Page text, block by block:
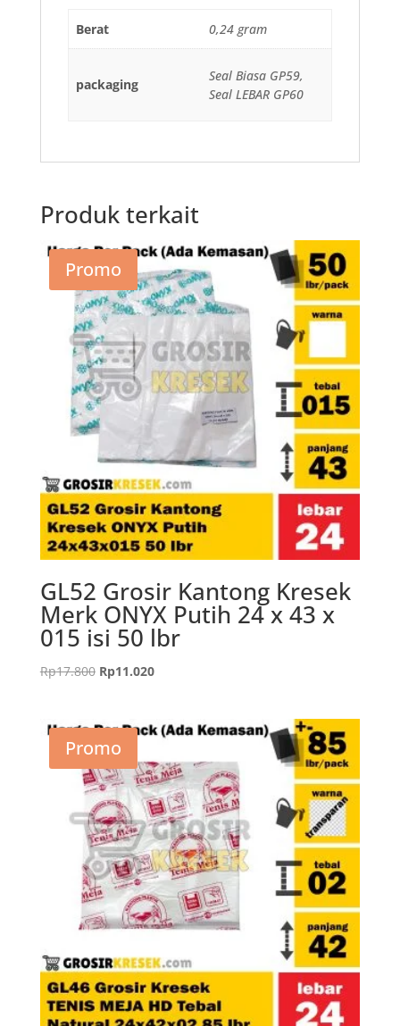
Berat 0,24 gram
packaging
Seal Biasa GP59,
Seal LEBAR GP60
Produk terkait
Promo
GL52 Grosir Kantong Kresek
Merk ONYX Putih 24 x 43 x
015 isi 50 lbr
Rp17.800 Harga
Rp17.800.
Rp11.020Harga
adalah:
Promo